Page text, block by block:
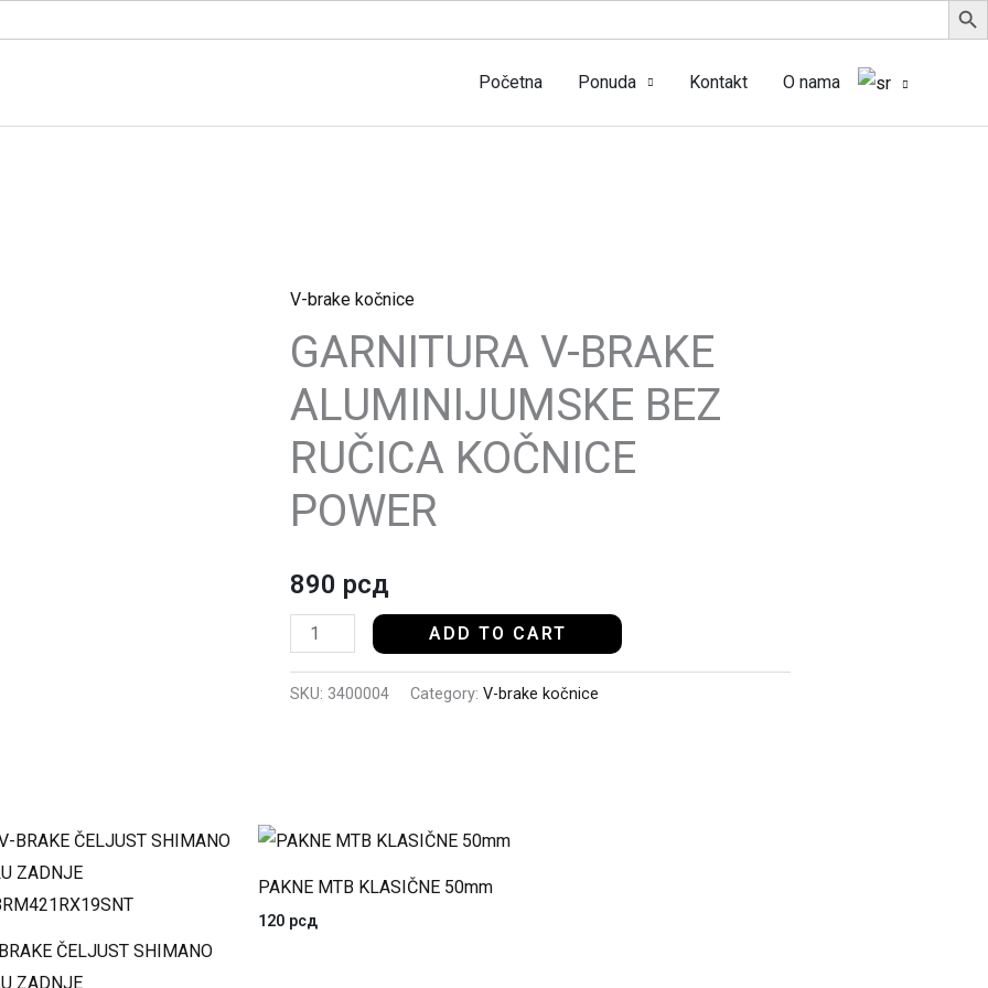
Početna Ponuda Kontakt O nama
V-brake kočnice
GARNITURA V-BRAKE
ALUMINIJUMSKE BEZ
RUČICA KOČNICE
POWER
890 рсд
GARNITURA
V-
BRAKE
ALUMINIJUMSKE
RUČICA
KOČNICE
POWER
ADD TO CART
SKU: 3400004 Category:V-brake kočnice
ČELJUST SHIMANO
ZADNJE
PAKNE MTB KLASIČNE 50mm
120 рсд